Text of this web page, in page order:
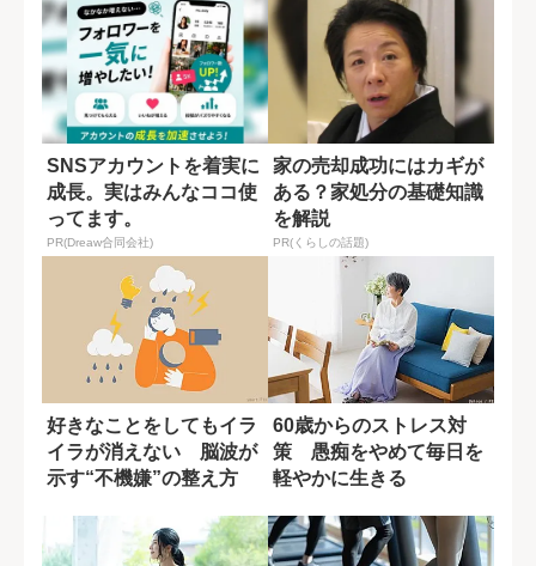
SNSアカウントを着実に
成長。実はみんなココ使
ってます。
PR(Dreaw合同会社)
家の売却成功にはカギが
ある？家処分の基礎知識
を解説
PR(くらしの話題)
好きなことをしてもイラ
イラが消えない 脳波が
示す“不機嫌”の整え方
60歳からのストレス対
策 愚痴をやめて毎日を
軽やかに生きる